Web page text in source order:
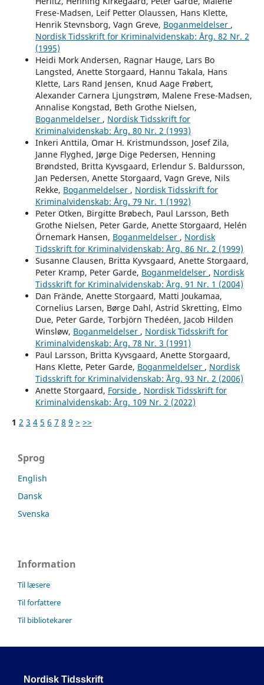
Frese-Madsen, Leif Petter Olaussen, Hans Klette,
Henrik Stevnsborg, Vagn Greve, Boganmeldelser ,
Nordisk Tidsskrift for Kriminalvidenskab: Årg. 82 Nr. 2
(1995)
Heidi Mork Andersen, Ragnar Hauge, Lars Bo
Langsted, Anette Storgaard, Hannu Takala, Hans
Klette, Lars Rand Jensen, Knud Aage Frøbert,
Alexander Carnera Ljungstrøm, Malene Frese-Madsen,
Annalise Kongstad, Beth Grothe Nielsen,
Boganmeldelser , Nordisk Tidsskrift for
Kriminalvidenskab: Årg. 80 Nr. 2 (1993)
Inkeri Anttila, Omar H. Kristmundsson, Josef Zila,
Janne Flyghed, Jørge Dige Pedersen, Henning
Brøndsted, Britta Kyvsgaard, Erlendur S. Baldursson,
Jan Pedersen, Anette Storgaard, Vagn Greve, Nils
Rekke, Boganmeldelser , Nordisk Tidsskrift for
Kriminalvidenskab: Årg. 79 Nr. 1 (1992)
Peter Otken, Birgitte Brøbech, Paul Larsson, Beth
Grothe Nielsen, Peter Garde, Anette Storgaard, Helén
Örnemark Hansen, Boganmeldelser , Nordisk
Tidsskrift for Kriminalvidenskab: Årg. 86 Nr. 2 (1999)
Susanne Clausen, Britta Kyvsgaard, Anette Storgaard,
Peter Kramp, Peter Garde, Boganmeldelser , Nordisk
Tidsskrift for Kriminalvidenskab: Årg. 91 Nr. 1 (2004)
Dan Frände, Anette Storgaard, Matti Joukamaa,
Cornelius Larsen, Børge Dahl, Astrid Skretting, Elmo
Due, Peter Garde, Torbjörn Thedéen, Jacob Hilden
Winsløw, Boganmeldelser , Nordisk Tidsskrift for
Kriminalvidenskab: Årg. 78 Nr. 3 (1991)
Paul Larsson, Britta Kyvsgaard, Anette Storgaard,
Hans Klette, Peter Garde, Boganmeldelser , Nordisk
Tidsskrift for Kriminalvidenskab: Årg. 93 Nr. 2 (2006)
Anette Storgaard, Forside , Nordisk Tidsskrift for
Kriminalvidenskab: Årg. 109 Nr. 2 (2022)
1 2 3 4 5 6 7 8 9 > >>
Sprog
English
Dansk
Svenska
Information
Til læsere
Til forfattere
Til bibliotekarer
Nordisk Tidsskrift